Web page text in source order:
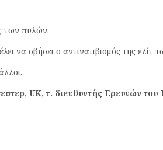
των πυλών.
να σβήσει ο αντινατιβισμός της ελίτ
UK, τ. διευθυντής Ερευνών του